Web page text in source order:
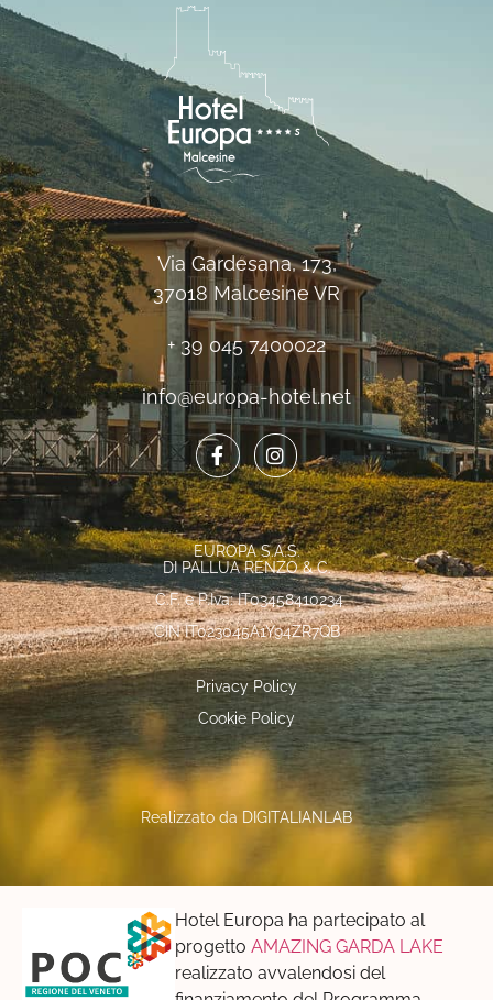
Via Gardesana, 173,
37018 Malcesine VR
+ 39 045 7400022
info@europa-hotel.net
EUROPA S.A.S.
DI PALLUA RENZO & C.
C.F. e P.Iva: IT03458410234
CIN IT023045A1Y94ZR7QB
Privacy Policy
Cookie Policy
Realizzato da DIGITALIANLAB
Hotel Europa ha partecipato al
progettoAMAZING GARDA LAKE
realizzato avvalendosi del